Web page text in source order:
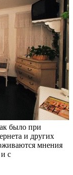
было при
и других
мнения
с